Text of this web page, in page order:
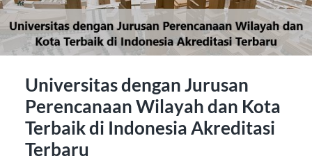
Universitas dengan Jurusan
Perencanaan Wilayah dan Kota
Terbaik di Indonesia Akreditasi
Terbaru